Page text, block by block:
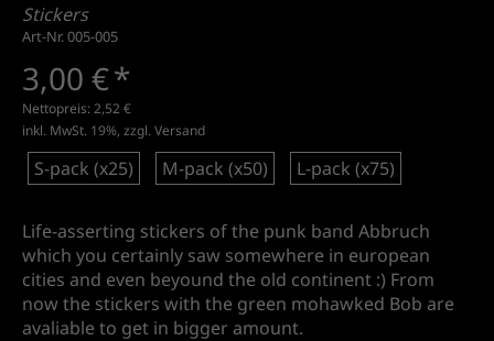
Stickers
Art-Nr. 005-005
3,00 €*
Nettopreis:2,52 €
inkl. MwSt. 19%, zzgl.Versand
S-pack (x25) M-pack (x50) L-pack (x75)
Life-asserting stickers of the punk band Abbruch
which you certainly saw somewhere in european
cities and even beyound the old continent :) From
now the stickers with the green mohawked Bob are
avaliable to get in bigger amount.